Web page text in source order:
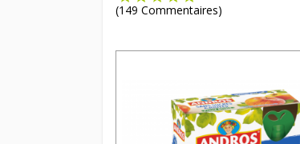
(149 Commentaires)